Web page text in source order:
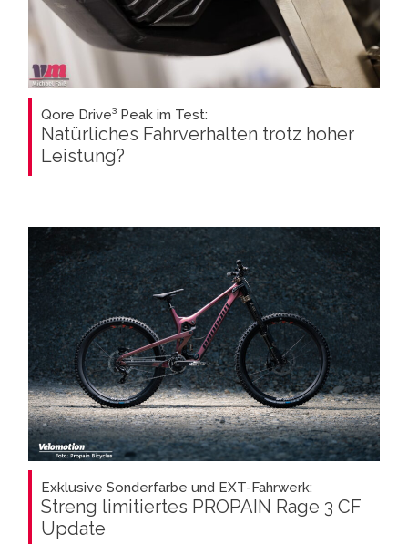
Qore Drive³ Peak im Test:
Natürliches Fahrverhalten trotz hoher
Leistung?
Exklusive Sonderfarbe und EXT-Fahrwerk:
Streng limitiertes PROPAIN Rage 3 CF
Update